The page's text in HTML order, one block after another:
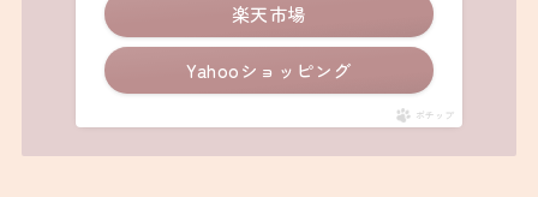
楽天市場
Yahooショッピング
ポチップ